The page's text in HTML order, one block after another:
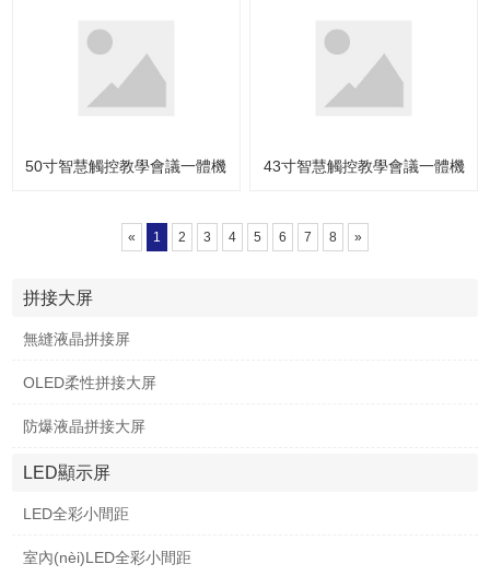
50寸智慧觸控教學會議一體機 43寸智慧觸控教學會議一體機
« 1 2 3 4 5 6 7 8 »
拼接大屏
無縫液晶拼接屏
OLED柔性拼接大屏
防爆液晶拼接大屏
LED顯示屏
LED全彩小間距
室內(nèi)LED全彩小間距